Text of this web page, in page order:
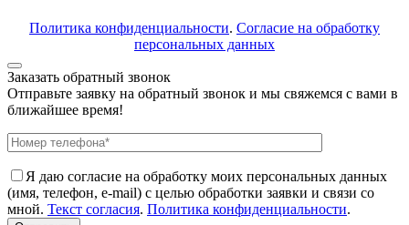
Политика конфиденциальности. Согласие на обработку
персональных данных
Заказать обратный звонок
Отправьте заявку на обратный звонок и мы свяжемся с вами в
ближайшее время!
Я даю согласие на обработку моих персональных данных
(имя, телефон, e-mail) с целью обработки заявки и связи со
мной. Текст согласия. Политика конфиденциальности.